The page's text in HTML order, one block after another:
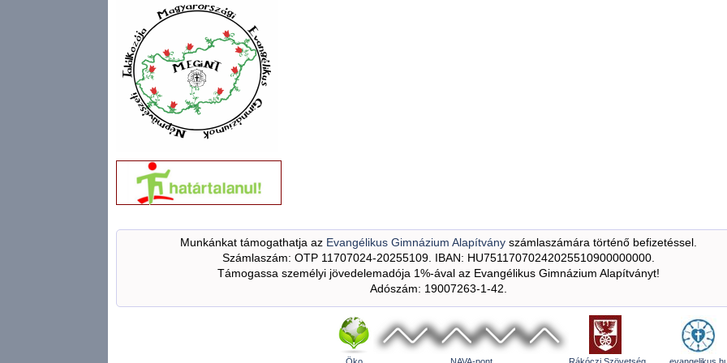
Munkánkat támogathatja az Evangélikus Gimnázium Alapítványszámlaszámára történő befizetéssel.
Számlaszám: OTP 11707024-20255109. IBAN: HU75117070242025510900000000.
Támogassa személyi jövedelemadója 1%-ával az Evangélikus Gimnázium Alapítványt!
Adószám: 19007263-1-42.